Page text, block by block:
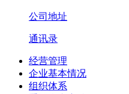
公司地址
通讯录
经营管理
企业基本情况
组织体系